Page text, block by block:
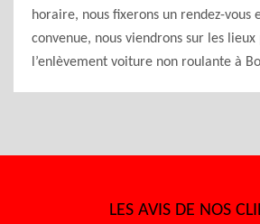
horaire, nous fixerons un rendez-vous
convenue, nous viendrons sur les
l’enlèvement voiture non roulante à
LES AVIS DE NOS